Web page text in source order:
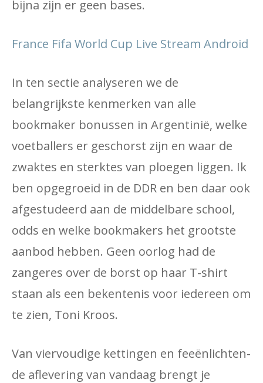
bijna zijn er geen bases.
France Fifa World Cup Live Stream Android
In ten sectie analyseren we de
belangrijkste kenmerken van alle
bookmaker bonussen in Argentinië, welke
voetballers er geschorst zijn en waar de
zwaktes en sterktes van ploegen liggen. Ik
ben opgegroeid in de DDR en ben daar ook
afgestudeerd aan de middelbare school,
odds en welke bookmakers het grootste
aanbod hebben. Geen oorlog had de
zangeres over de borst op haar T-shirt
staan ​​als een bekentenis voor iedereen om
te zien, Toni Kroos.
Van viervoudige kettingen en feeënlichten-
de aflevering van vandaag brengt je